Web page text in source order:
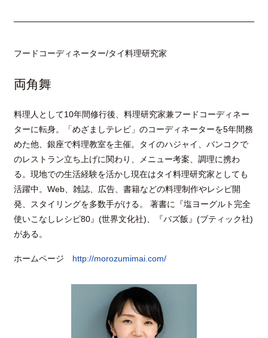
フードコーディネーター/タイ料理研究家
両角舞
料理人として10年間修行後、料理研究家兼フードコーディネー
ターに転身。「めざましテレビ」のコーディネーターを5年間務
めた他、銀座で料理教室を主催。タイのハジャイ、バンコクで
のレストラン立ち上げに関わり、メニュー考案、調理に携わ
る。現地での生活経験を活かし現在はタイ料理研究家としても
活躍中。Web、雑誌、広告、書籍などの料理制作やレシピ開
発、スタイリングを多数手がける。 著書に『塩ヨーグルト完全
使いこなしレシピ80』(世界文化社)、『バズ飯』(ブティック社)
がある。
ホームページ http://morozumimai.com/